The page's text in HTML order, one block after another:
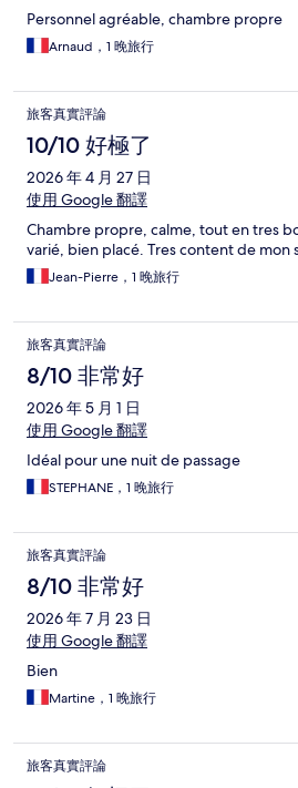
Personnel agréable, chambre propre
Arnaud，1 晚旅行
旅客真實評論
10/10 好極了
2026 年 4 月 27 日
使用 Google 翻譯
Chambre propre, calme, tout en tres
varié, bien placé. Tres content de mon
Jean-Pierre，1 晚旅行
旅客真實評論
8/10 非常好
2026 年 5 月 1 日
使用 Google 翻譯
Idéal pour une nuit de passage
STEPHANE，1 晚旅行
旅客真實評論
8/10 非常好
2026 年 7 月 23 日
使用 Google 翻譯
Bien
Martine，1 晚旅行
旅客真實評論